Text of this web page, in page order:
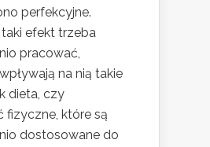
perfekcyjne.
taki efekt trzeba
pracować,
na nią takie
dieta, czy
fizyczne, które są
dostosowane do